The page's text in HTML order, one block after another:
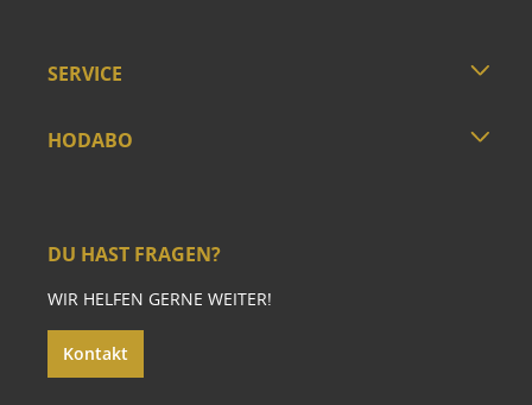
SERVICE
HODABO
DU HAST FRAGEN?
WIR HELFEN GERNE WEITER!
Kontakt